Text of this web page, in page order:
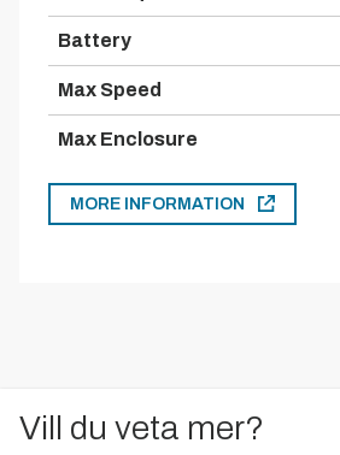
Battery
Max Speed
Max Enclosure
MORE INFORMATION
Vill du veta mer?